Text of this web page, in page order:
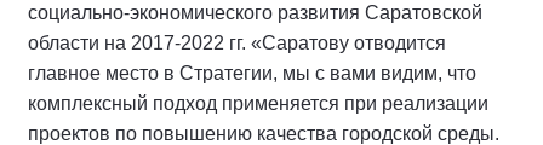
социально-экономического развития Саратовской
области на 2017-2022 гг. «Саратову отводится
главное место в Стратегии, мы с вами видим, что
комплексный подход применяется при реализации
проектов по повышению качества городской среды.